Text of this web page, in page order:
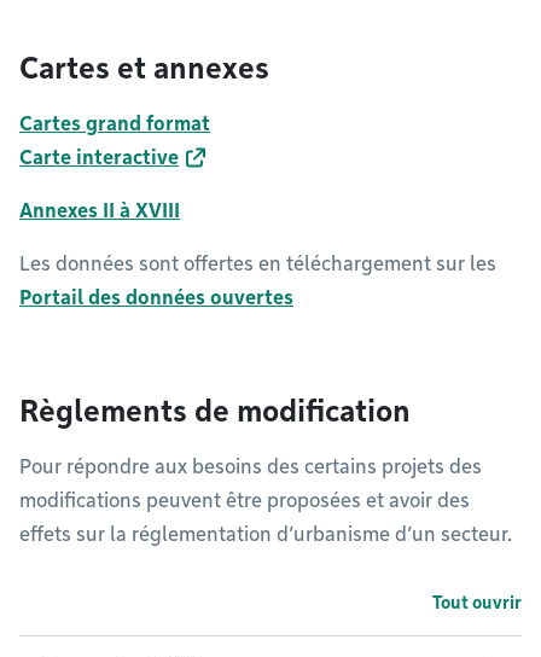
Cartes et annexes
Cartes grand format
Carte interactive
Annexes II à XVIII
Les données sont offertes en téléchargement sur les
Portail des données ouvertes
Règlements de modification
Pour répondre aux besoins des certains projets des
modifications peuvent être proposées et avoir des
effets sur la réglementation d’urbanisme d’un secteur.
Tout ouvrir